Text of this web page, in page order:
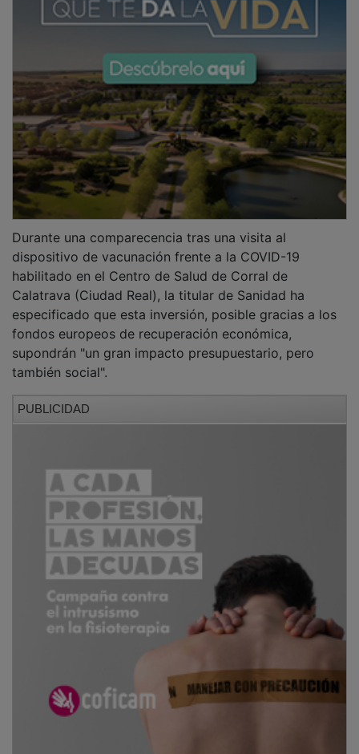
dispositivo de vacunación frente a la COVID-19
habilitado en el Centro de Salud de Corral de
Calatrava (Ciudad Real), la titular de Sanidad ha
especificado que esta inversión, posible gracias a los
fondos europeos de recuperación económica,
supondrán "un gran impacto presupuestario, pero
también social".